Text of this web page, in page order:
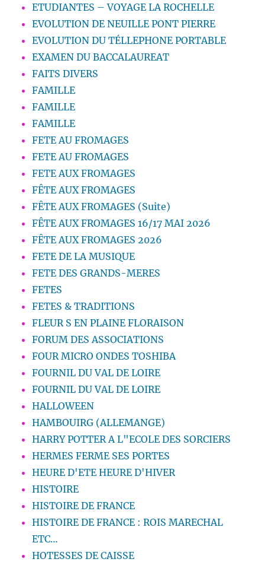
ETUDIANTES – VOYAGE LA ROCHELLE
EVOLUTION DE NEUILLE PONT PIERRE
EVOLUTION DU TÉLLEPHONE PORTABLE
EXAMEN DU BACCALAUREAT
FAITS DIVERS
FAMILLE
FAMILLE
FAMILLE
FETE AU FROMAGES
FETE AU FROMAGES
FETE AUX FROMAGES
FÊTE AUX FROMAGES
FÊTE AUX FROMAGES (Suite)
FÊTE AUX FROMAGES 16/17 MAI 2026
FÊTE AUX FROMAGES 2026
FETE DE LA MUSIQUE
FETE DES GRANDS-MERES
FETES
FETES & TRADITIONS
FLEUR S EN PLAINE FLORAISON
FORUM DES ASSOCIATIONS
FOUR MICRO ONDES TOSHIBA
FOURNIL DU VAL DE LOIRE
FOURNIL DU VAL DE LOIRE
HALLOWEEN
HAMBOUIRG (ALLEMANGE)
HARRY POTTER A L"ECOLE DES SORCIERS
HERMES FERME SES PORTES
HEURE D'ETE HEURE D'HIVER
HISTOIRE
HISTOIRE DE FRANCE
HISTOIRE DE FRANCE : ROIS MARECHAL
ETC…
HOTESSES DE CAISSE